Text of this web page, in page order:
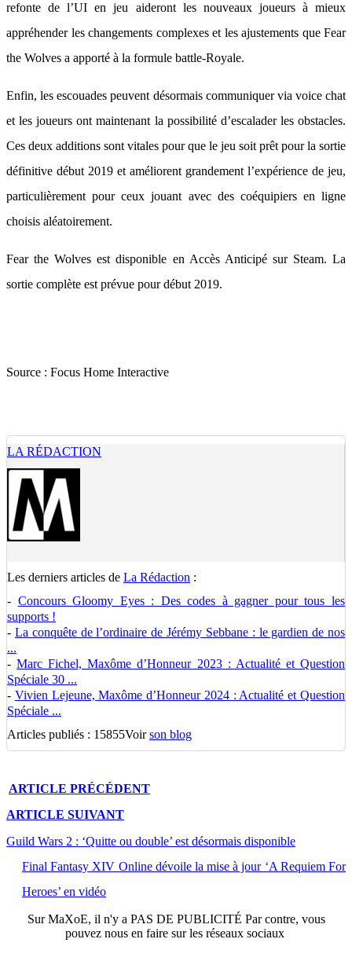
refonte de l’UI en jeu aideront les nouveaux joueurs à mieux
appréhender les changements complexes et les ajustements que Fear
the Wolves a apporté à la formule battle-Royale.
Enfin, les escouades peuvent désormais communiquer via voice chat
et les joueurs ont maintenant la possibilité d’escalader les obstacles.
Ces deux additions sont vitales pour que le jeu soit prêt pour la sortie
définitive début 2019 et améliorent grandement l’expérience de jeu,
particulièrement pour ceux jouant avec des coéquipiers en ligne
choisis aléatoirement.
Fear the Wolves est disponible en Accès Anticipé sur Steam. La
sortie complète est prévue pour début 2019.
Source : Focus Home Interactive
LA RÉDACTION
Les derniers articles de La Rédaction :
- Concours Gloomy Eyes : Des codes à gagner pour tous les
supports !
- La conquête de l’ordinaire de Jérémy Sebbane : le gardien de nos
...
-Marc Fichel, Maxôme d’Honneur 2023 : Actualité et Question
Spéciale 30 ...
- Vivien Lejeune, Maxôme d’Honneur 2024 : Actualité et Question
Spéciale ...
Articles publiés : 15855Voirson blog
ARTICLE PRÉCÉDENT
ARTICLE SUIVANT
Guild Wars 2 : ‘Quitte ou double’ est désormais disponible
Final Fantasy XIV Online dévoile la mise à jour ‘A Requiem For
Heroes’ en vidéo
SurMaXoE, il n'y a PAS DE PUBLICITÉ Par contre, vous
pouvez nous en faire sur les réseaux sociaux